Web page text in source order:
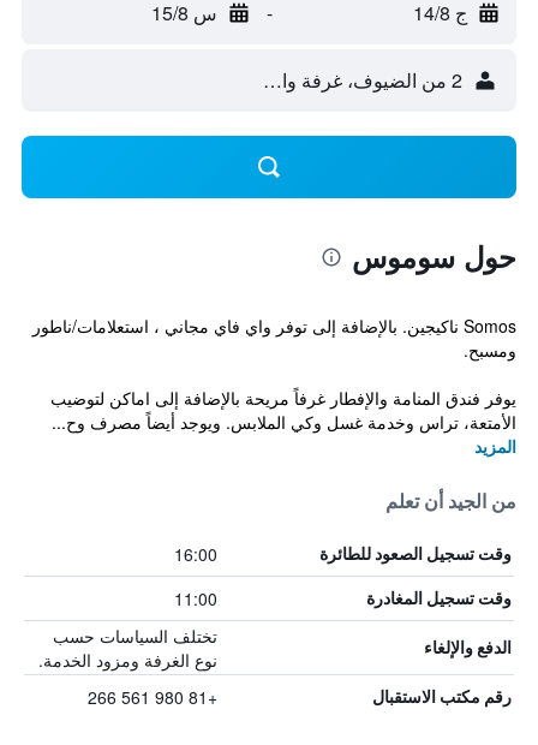
ج 14/8 - س 15/8
2 من الضيوف، غرفة واحدة
حول سوموس
Somos ناكيجين. بالإضافة إلى توفر واي فاي مجاني ، استعلامات/ناطور
ومسبح.
يوفر فندق المنامة والإفطار غرفاً مريحة بالإضافة إلى اماكن لتوضيب
الأمتعة، تراس وخدمة غسل وكي الملابس. ويوجد أيضاً مصرف وح...
المزيد
من الجيد أن تعلم
وقت تسجيل الصعود للطائرة 16:00
وقت تسجيل المغادرة 11:00
الدفع والإلغاء
تختلف السياسات حسب
نوع الغرفة ومزود الخدمة.
رقم مكتب الاستقبال +81 980 561 266